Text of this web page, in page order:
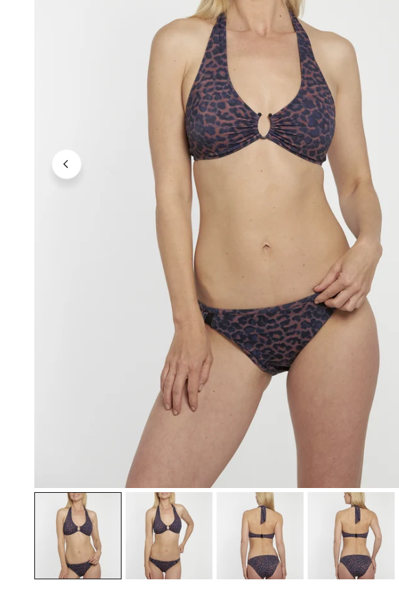
ÖFFNEN SIE MEDIEN IN DER GALERIEANSICHT